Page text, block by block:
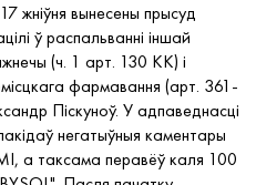
жніўня вынесены прысуд
ў распальванні іншай
(ч. 1 арт. 130 КК) і
фармавання (арт. 361-
Піскуноў. У адпаведнасці
негатыўныя каментары
а таксама перавёў каля 100